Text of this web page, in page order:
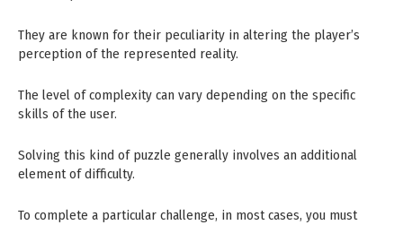
They are known for their peculiarity in altering the player’s
perception of the represented reality.
The level of complexity can vary depending on the specific
skills of the user.
Solving this kind of puzzle generally involves an additional
element of difficulty.
To complete a particular challenge, in most cases, you must